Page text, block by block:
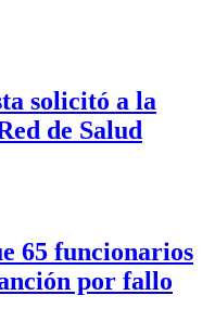
solicitó a la
de Salud
65 funcionarios
por fallo